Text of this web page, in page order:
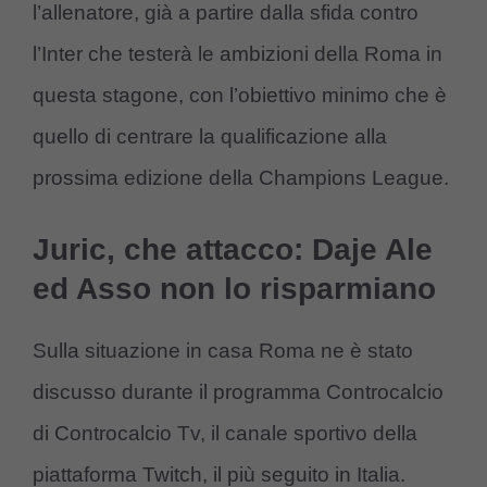
l’allenatore, già a partire dalla sfida contro
l’Inter che testerà le ambizioni della Roma in
questa stagone, con l’obiettivo minimo che è
quello di centrare la qualificazione alla
prossima edizione della Champions League.
Juric, che attacco: Daje Ale
ed Asso non lo risparmiano
Sulla situazione in casa Roma ne è stato
discusso durante il programma Controcalcio
di Controcalcio Tv, il canale sportivo della
piattaforma Twitch, il più seguito in Italia.